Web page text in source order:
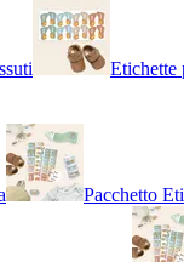
Etichette
Pacchetto